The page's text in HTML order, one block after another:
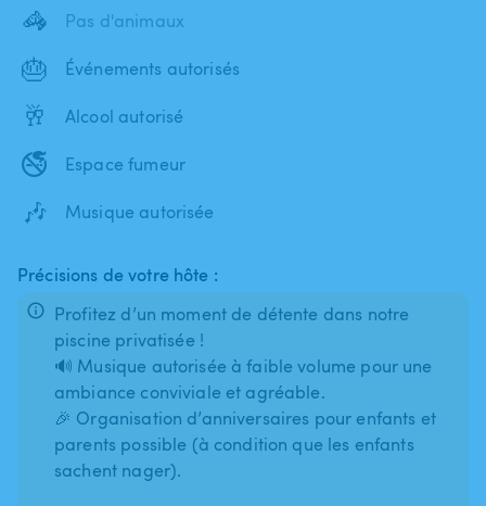
🦓 Pas d'animaux
🎂 Événements autorisés
🥂 Alcool autorisé
🚭 Espace fumeur
🎶 Musique autorisée
Précisions de votre hôte :
Profitez d’un moment de détente dans notre
piscine privatisée !
🔊 Musique autorisée à faible volume pour une
ambiance conviviale et agréable.
🎉 Organisation d’anniversaires pour enfants et
parents possible (à condition que les enfants
sachent nager).